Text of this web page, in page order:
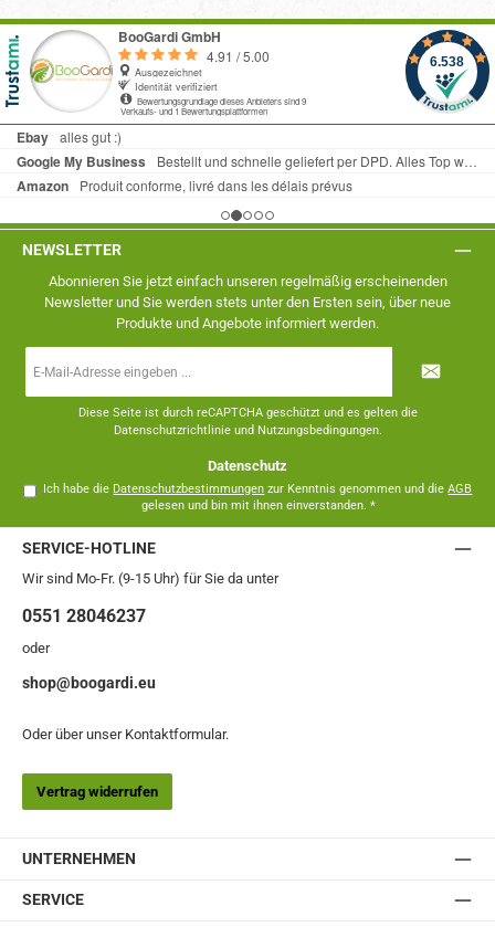
NEWSLETTER
Abonnieren Sie jetzt einfach unseren regelmäßig erscheinenden
Newsletter und Sie werden stets unter den Ersten sein, über neue
Produkte und Angebote informiert werden.
Mail-
Diese Seite ist durch reCAPTCHA geschützt und es gelten die
Datenschutzrichtlinieund Nutzungsbedingungen.
Datenschutz
Ich habe die Datenschutzbestimmungen zur Kenntnis genommen und dieAGB
gelesen und bin mit ihnen einverstanden. *
SERVICE-HOTLINE
Wir sind Mo-Fr. (9-15 Uhr) für Sie da unter
0551 28046237
oder
shop@boogardi.eu
Oder über unser Kontaktformular.
Vertrag widerrufen
UNTERNEHMEN
SERVICE